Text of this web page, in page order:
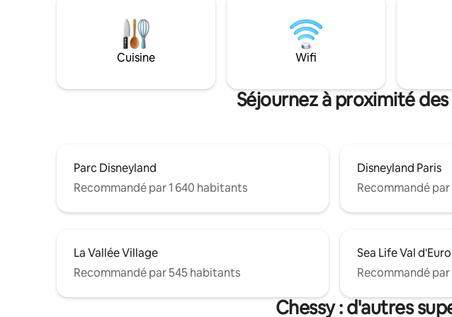
Cuisine Wifi
Séjournez à proximité
Parc Disneyland
Recommandé par 1 640 habitants
Disneyland Paris
Recommandé
La Vallée Village
Recommandé par 545 habitants
Sea Life Val
Recommandé
Chessy : d'autres